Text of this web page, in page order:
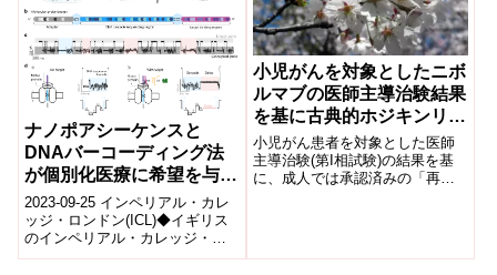
食欲不振(神経性やせ症)の初診外
来患者数が約1.6倍、新入院者数
が約1.4倍に増加していたことが
判明しました。コロナ禍でのス
トレスや不安が影響していると
推測されます。
ナノポアシーケンスと
DNAバーコーディング法
が個別化医療に希望を与え
る(Nanopore sequencing
and DNA barcoding
method gives hope of
personalised medicine)
2023-09-25 インペリアル・カレ
ッジ・ロンドン(ICL)◆イギリス
のインペリアル・カレッジ・ロ
ンドンの科学者とオックスフォ
小児がんを対象としたニボ
ルマブの医師主導治験結果
を基に古典的ホジキンリン
パ腫の小児用法・用量が国
内初承認
小児がん患者を対象とした医師
主導治験(第I相試験)の結果を基
に、成人では承認済みの「再発